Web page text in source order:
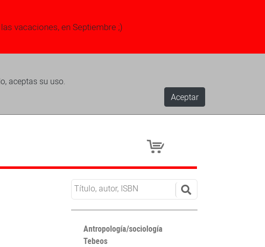
vacaciones, en Septiembre ;)
aceptas su uso.
Aceptar
Antropología/sociología
Tebeos